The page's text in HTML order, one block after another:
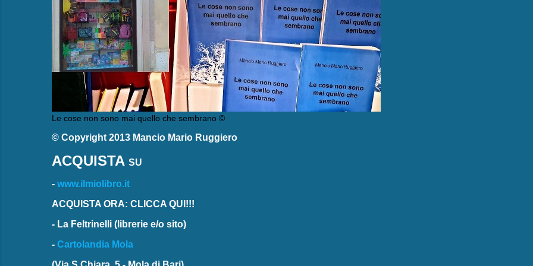
Le cose non sono mai quello che sembrano ©
© Copyright 2013 Mancio Mario Ruggiero
ACQUISTA SU
- www.ilmiolibro.it
ACQUISTA ORA: CLICCA QUI!!!
- La Feltrinelli(librerie e/o sito)
- Cartolandia Mola